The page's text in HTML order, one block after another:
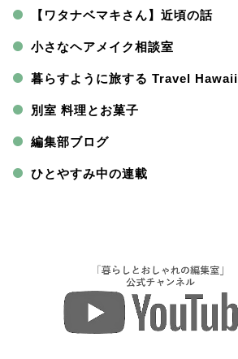
【ワタナベマキさん】近頃の話
小さなヘアメイク相談室
暮らすように旅する Travel Hawaii
別室 料理とお菓子
編集部ブログ
ひとやすみ中の連載